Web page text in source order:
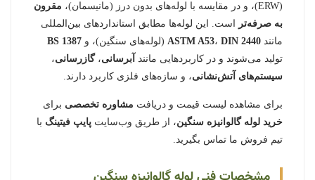
(ERW)، و در مقایسه با لوله‌های بدون درز (مانیسمان)،
مقرون
به صرفه‌تر
است. این لوله‌ها مطابق استانداردهای بین‌المللی
مانند
ASTM A53، DIN 2440 (لوله‌های سنگین)، و BS 1387
تولید می‌شوند و در کاربردهایی مانند آبرسانی،گازرسانی،
سیستم‌های آتش‌نشانی، و سازه‌های فلزی کاربرد دارند.
برای مشاهده لیست قیمت و دریافت مشاوره تخصصی برای
خرید لوله گالوانیزه سنگین، از طریق وب‌سایت پایپ فیتینگ با
تیم فروش ما تماس بگیرید.